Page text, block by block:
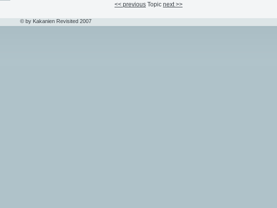
<< previous Topic next >>
© by Kakanien Revisited 2007